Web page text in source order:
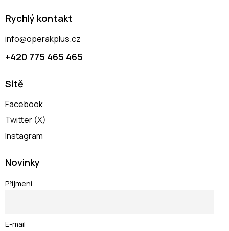
Rychlý kontakt
info@operakplus.cz
+420 775 465 465
Sítě
Facebook
Twitter (X)
Instagram
Novinky
Příjmení
E-mail